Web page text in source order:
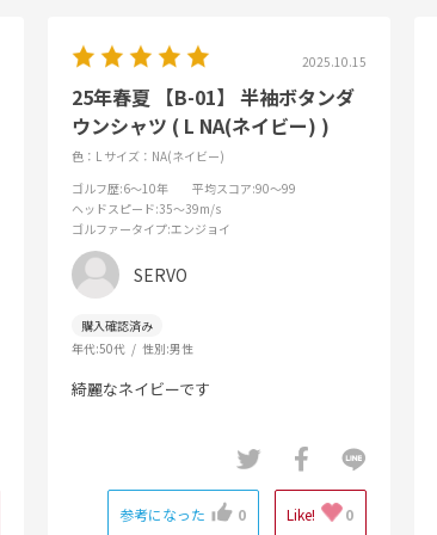
2025.10.15
25年春夏 【B-01】 半袖ボタンダ
ウンシャツ ( L NA(ネイビー) )
色：L サイズ：NA(ネイビー)
ゴルフ歴:6～10年 平均スコア:90～99
ヘッドスピード:35～39m/s
ゴルファータイプ:エンジョイ
SERVO
年代:50代 性別:男性
綺麗なネイビーです
参考になった 0 Like! 0